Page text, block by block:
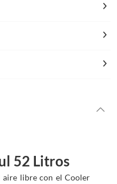
52 Litros
aire libre con el Cooler